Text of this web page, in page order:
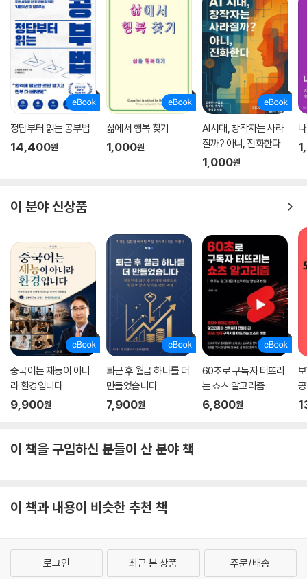
정답부터 읽는 공부법
14,400원
삶에서 행복 찾기
1,000원
AI시대, 창작자는 사라
질까? 아니, 진화한다
1,000원
이 분야 신상품
중국어는 재능이 아니
라 환경입니다
9,900원
퇴근 후 월급 하나를 더
만들었습니다
7,900원
60초로 구독자 터뜨리
는 쇼츠 알고리즘
6,800원
이 책을 구입하신 분들이 산 분야 책
이 책과 내용이 비슷한 추천 책
로그인 최근 본 상품 주문/배송